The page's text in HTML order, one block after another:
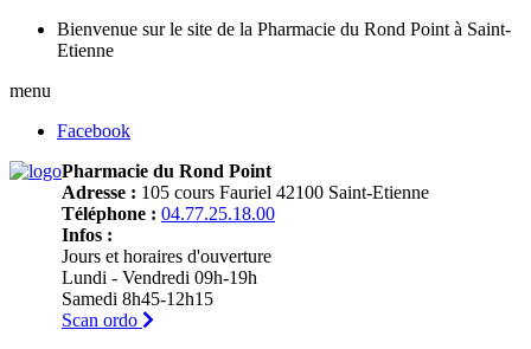
Bienvenue sur le site de la Pharmacie du Rond Point à Saint-
Etienne
menu
Facebook
Pharmacie du Rond Point
Adresse : 105 cours Fauriel 42100 Saint-Etienne
Téléphone : 04.77.25.18.00
Infos :
Jours et horaires d'ouverture
Lundi - Vendredi 09h-19h
Samedi 8h45-12h15
Scan ordo